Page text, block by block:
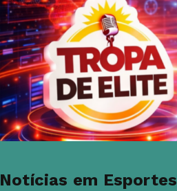
Notícias em Esportes